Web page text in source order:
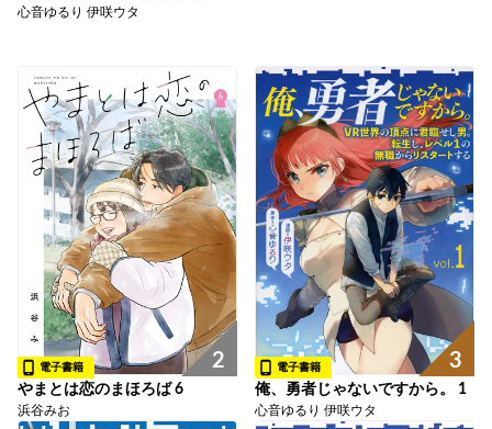
心音ゆるり 伊咲ウタ
2
電子書籍
やまとは恋のまほろば 6
浜谷みお
3
電子書籍
俺、勇者じゃないですから。 1
心音ゆるり 伊咲ウタ